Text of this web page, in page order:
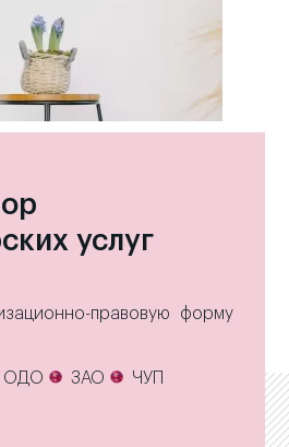
услуг
правовую форму
ОДО ЗАО
ЧУП